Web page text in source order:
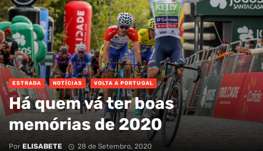
ESTRADA NOTÍCIAS VOLTA A PORTUGAL
Há quem vá ter boas
memórias de 2020
Por ELISABETE 28 de Setembro, 2020